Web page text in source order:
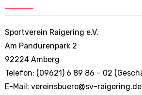
Sportverein Raigering e.V.
Am Pandurenpark 2
92224 Amberg
Telefon: (09621) 6 89 86 – 02
E-Mail: vereinsbuero@sv-raigering.de